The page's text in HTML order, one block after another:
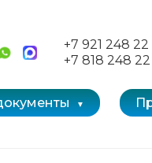
+7 921 248 22
+7 818 248 22